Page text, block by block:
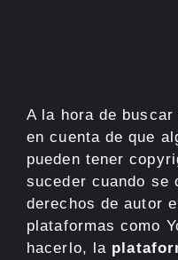
A la hora de buscar
en cuenta de que
pueden tener
suceder cuando se
derechos de autor
plataformas como
hacerlo, la